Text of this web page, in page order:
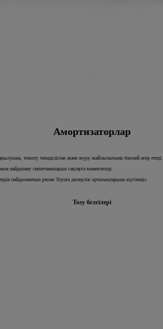
Амортизаторлар
тежелу тиімділігіне және жүру жайлылығына тікелей әсер етеді.
пайдалану сипаттамаларын сақтауға көмектеседі.
пайдаланатын ресми Toyota дилерлік орталықтарына жүгініңіз.
Тозу белгілері